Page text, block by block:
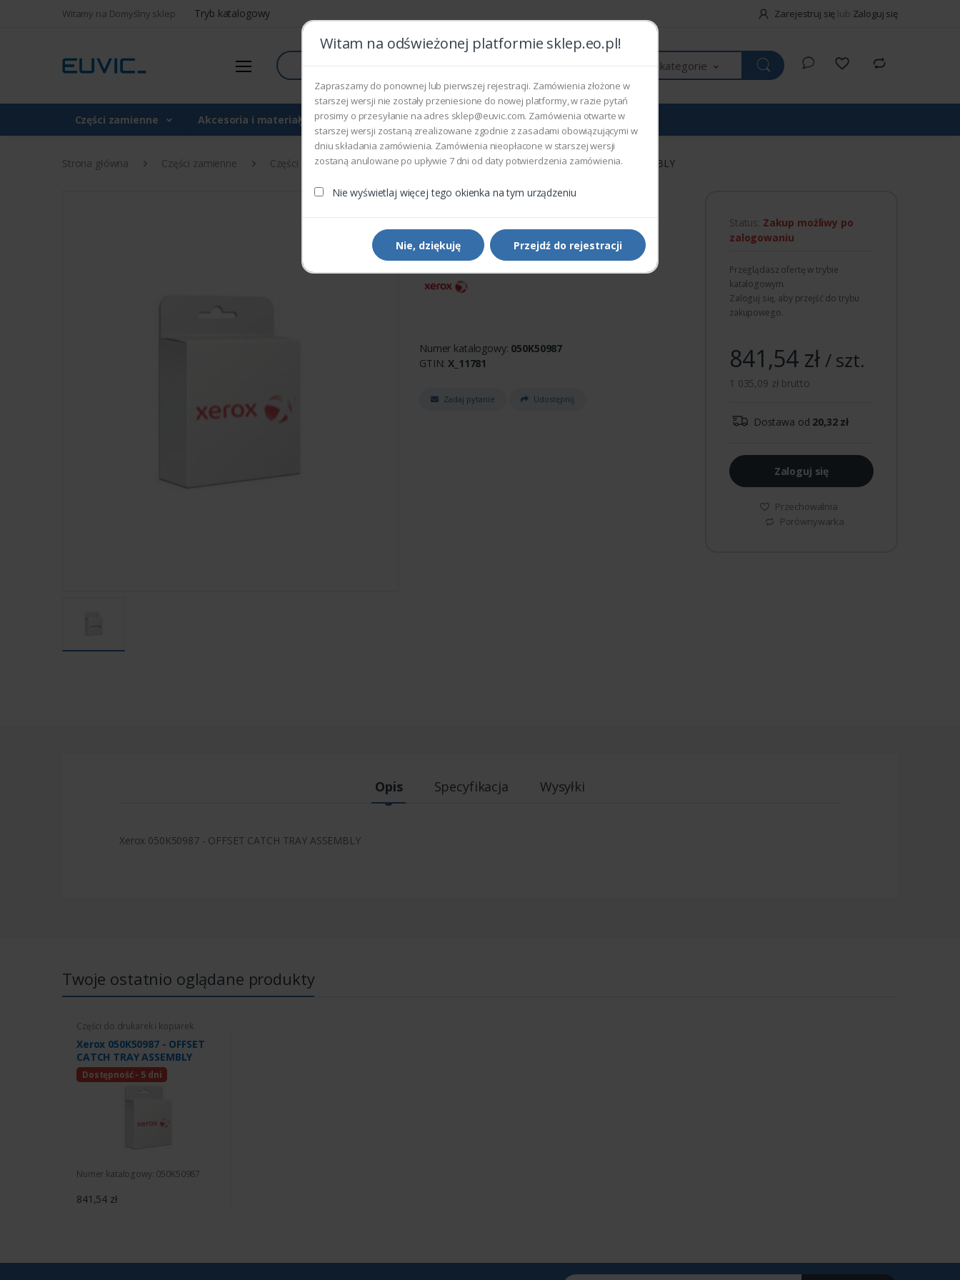
Witamy na Domyślny sklep Tryb katalogowy Zarejestruj się lub Zaloguj się
Szukaj
Wszystkie kategorie
Części zamienne Akcesoria i materiały eksploatacyjne
Witam na odświeżonej platformie sklep.eo.pl!
Zapraszamy do ponownej lub pierwszej rejestracji. Zamówienia złożone w
starszej wersji nie zostały przeniesione do nowej platformy, w razie pytań
prosimy o przesyłanie na adres sklep@euvic.com. Zamówienia otwarte w
starszej wersji zostaną zrealizowane zgodnie z zasadami obowiązującymi w
dniu składania zamówienia. Zamówienia nieopłacone w starszej wersji
zostaną anulowane po upływie 7 dni od daty potwierdzenia zamówienia.
Nie wyświetlaj więcej tego okienka na tym urządzeniu
Nie, dziękuję Przejdź do rejestracji
Strona główna Części zamienne Części do drukarek i kopiarek Xerox 050K50987 - OFFSET CATCH TRAY ASSEMBLY
Części do drukarek i kopiarek
Xerox 050K50987 - OFFSET
CATCH TRAY ASSEMBLY
Numer katalogowy: 050K50987
GTIN:X_11781
Zadaj pytanie Udostępnij
Status: Zakup możliwy po
zalogowaniu
Przeglądasz ofertę w trybie
katalogowym.
Zaloguj się, aby przejść do trybu
zakupowego.
841,54 zł/ szt.
1 035,09 zł brutto
Dostawa od 20,32 zł
Zaloguj się
Przechowalnia
Porównywarka
Opis Specyfikacja Wysyłki
Xerox 050K50987 - OFFSET CATCH TRAY ASSEMBLY
Twoje ostatnio oglądane produkty
Części do drukarek i kopiarek
Xerox 050K50987 - OFFSET
CATCH TRAY ASSEMBLY
Dostępność - 5 dni
Numer katalogowy: 050K50987
841,54 zł